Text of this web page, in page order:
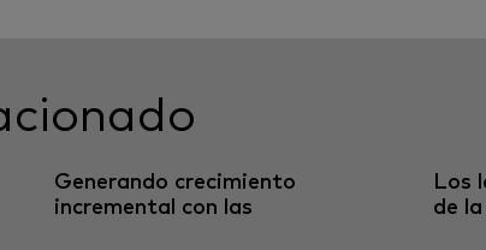
Generando crecimiento
incremental con las
Los
de